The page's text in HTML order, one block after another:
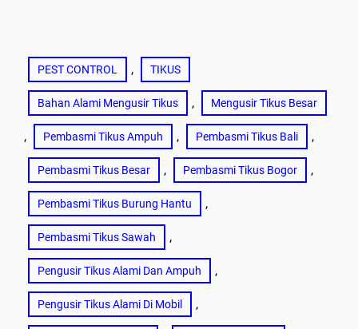
PEST CONTROL , TIKUS
Bahan Alami Mengusir Tikus , Mengusir Tikus Besar
, Pembasmi Tikus Ampuh , Pembasmi Tikus Bali ,
Pembasmi Tikus Besar , Pembasmi Tikus Bogor ,
Pembasmi Tikus Burung Hantu ,
Pembasmi Tikus Sawah ,
Pengusir Tikus Alami Dan Ampuh ,
Pengusir Tikus Alami Di Mobil ,